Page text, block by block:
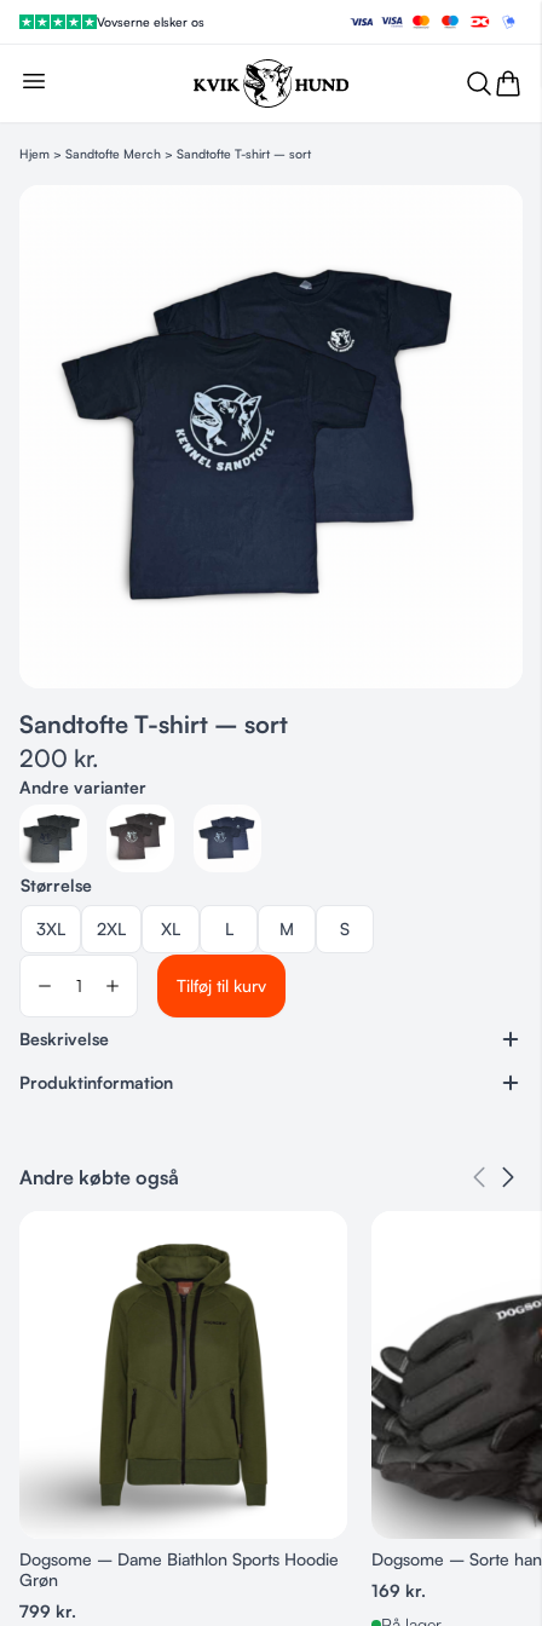
Vovserne elsker os
Hjem > Sandtofte Merch > Sandtofte T-shirt – sort
Sandtofte T-shirt – sort
200 kr.
Andre varianter
Størrelse
3XL 2XL XL L M S
Tilføj til kurv
Beskrivelse
Produktinformation
Kategorier
S, M, L, XL, 2XL, 3XL
Andre købte også
Dogsome – Dame Biathlon Sports Hoodie
Grøn
799 kr.
Dogsome – Sorte
169 kr.